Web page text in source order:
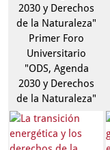
2030 y Derechos
de la Naturaleza"
Primer Foro
Universitario
"ODS, Agenda
2030 y Derechos
de la Naturaleza"